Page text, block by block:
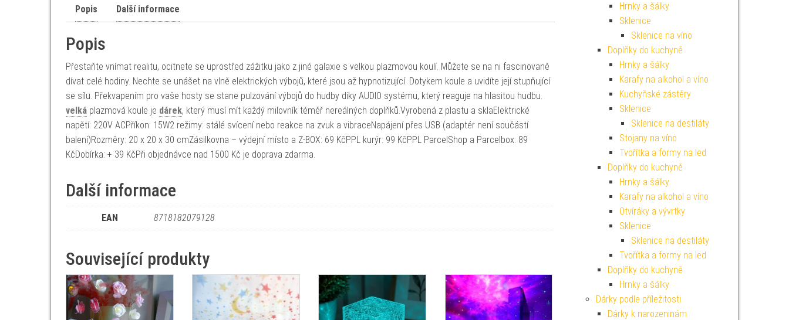
Popis Další informace
Popis
Přestaňte vnímat realitu, ocitnete se uprostřed zážitku jako z jiné galaxie s velkou plazmovou koulí. Můžete se na ni fascinovaně
dívat celé hodiny. Nechte se unášet na vlně elektrických výbojů, které jsou až hypnotizující. Dotykem koule a uvidíte její stupňující
se sílu. Překvapením pro vaše hosty se stane pulzování výbojů do hudby díky AUDIO systému, který reaguje na hlasitou hudbu.
velká plazmová koule je dárek, který musí mít každý milovník téměř nereálných doplňků.Vyrobená z plastu a sklaElektrické
napětí: 220V ACPříkon: 15W2 režimy: stálé svícení nebo reakce na zvuk a vibraceNapájení přes USB (adaptér není součástí
balení)Rozměry: 20 x 20 x 30 cmZásilkovna – výdejní místo a Z-BOX: 69 KčPPL kurýr: 99 KčPPL ParcelShop a Parcelbox: 89
KčDobírka: + 39 KčPři objednávce nad 1500 Kč je doprava zdarma.
Další informace
EAN 8718182079128
Související produkty
Hrnky a šálky
Sklenice
Sklenice na víno
Doplňky do kuchyně
Hrnky a šálky
Karafy na alkohol a víno
Kuchyňské zástěry
Sklenice
Sklenice na destiláty
Stojany na víno
Tvořítka a formy na led
Doplňky do kuchyně
Hrnky a šálky
Karafy na alkohol a víno
Otvíráky a vývrtky
Sklenice
Sklenice na destiláty
Tvořítka a formy na led
Doplňky do kuchyně
Hrnky a šálky
Dárky podle příležitosti
Dárky k narozeninám